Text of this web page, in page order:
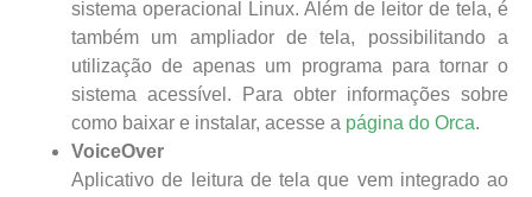
sistema operacional Linux. Além de leitor de tela, é
também um ampliador de tela, possibilitando a
utilização de apenas um programa para tornar o
sistema acessível. Para obter informações sobre
como baixar e instalar, acesse a página do Orca.
VoiceOver
Aplicativo de leitura de tela que vem integrado ao